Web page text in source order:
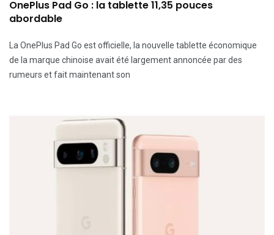
OnePlus Pad Go : la tablette 11,35 pouces
abordable
La OnePlus Pad Go est officielle, la nouvelle tablette économique
de la marque chinoise avait été largement annoncée par des
rumeurs et fait maintenant son